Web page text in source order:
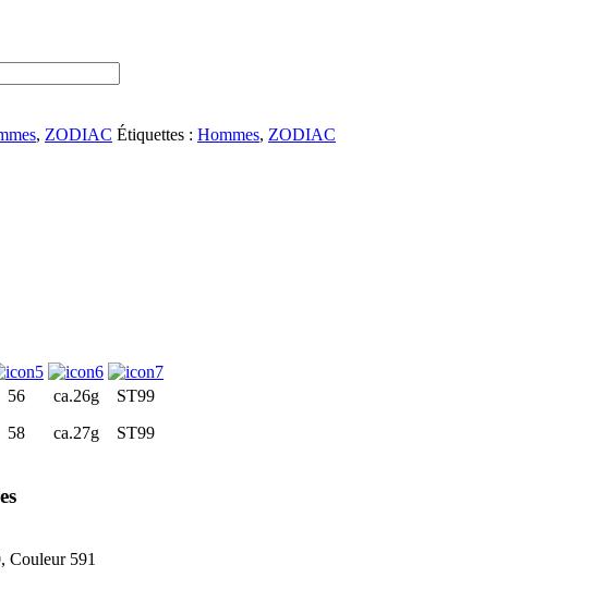
, ZODIAC Étiquettes : Hommes, ZODIAC
56
58
ca.26g
ca.27g
ST99
ST99
Couleur 591